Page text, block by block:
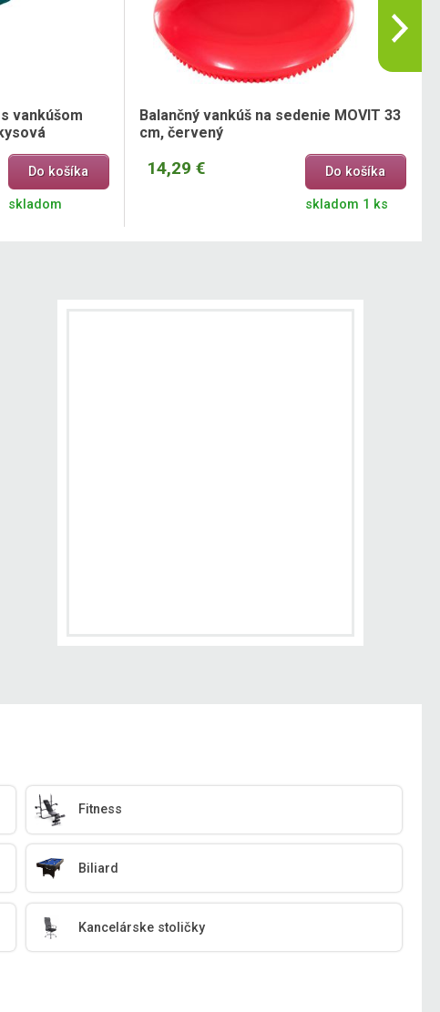
vankúšom
Do košíka
skladom
Balančný vankúš na sedenie MOVIT 33
cm, červený
14,29 € Do košíka
skladom 1 ks
Fitness
Biliard
Kancelárske stoličky